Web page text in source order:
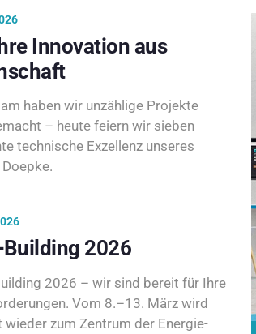
Innovation aus
haben wir unzählige Projekte
– heute feiern wir sieben
technische Exzellenz unseres
2026
2026 – wir sind bereit für Ihre
Vom 8.–13. März wird
wieder zum Zentrum der Energie-